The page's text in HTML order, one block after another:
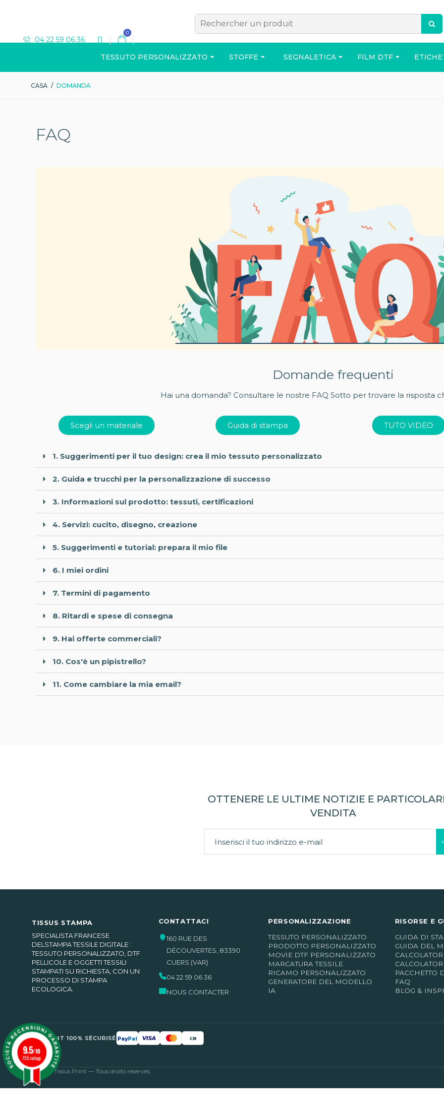
04 22 59 06 36
0
TESSUTO PERSONALIZZATO STOFFE SEGNALETICA FILM DTF
CASA / DOMANDA
FAQ
Domande frequenti
Hai una domanda? Consultare le nostre FAQ Sotto per trovare la risposta
Scegli un materiale Guida di stampa TUTO VIDEO
1. Suggerimenti per il tuo design: crea il mio tessuto personalizzato
2. Guida e trucchi per la personalizzazione di successo
3. Informazioni sul prodotto: tessuti, certificazioni
4. Servizi: cucito, disegno, creazione
5. Suggerimenti e tutorial: prepara il mio file
6. I miei ordini
7. Termini di pagamento
8. Ritardi e spese di consegna
9. Hai offerte commerciali?
10. Cos'è un pipistrello?
11. Come cambiare la mia email?
OTTENERE LE ULTIME NOTIZIE E
VENDITA
TISSUS STAMPA
SPECIALISTA FRANCESE
DELSTAMPA TESSILE DIGITALE :
TESSUTO PERSONALIZZATO, DTF
PELLICOLE E OGGETTI TESSILI
STAMPATI SU RICHIESTA, CON UN
PROCESSO DI STAMPA
ECOLOGICA.
CONTATTACI
160 RUE DES
DÉCOUVERTES, 83390
CUERS (VAR)
04 22 59 06 36
NOUS CONTACTER
PERSONALIZZAZIONE
TESSUTO PERSONALIZZATO
PRODOTTO PERSONALIZZATO
MOVIE DTF PERSONALIZZATO
MARCATURA TESSILE
RICAMO PERSONALIZZATO
GENERATORE DEL MODELLO
IA
RISORSE E
GUIDA DI
GUIDA DEL
PACCHETTO
FAQ
BLOG &
PAIEMENT 100% SÉCURISÉ PayPal VISA CB
© 2026 Tissus Print — Tous droits réservés.
9.5/10
755 ratings